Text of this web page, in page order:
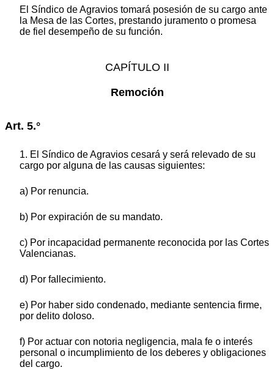
El Síndico de Agravios tomará posesión de su cargo ante
la Mesa de las Cortes, prestando juramento o promesa
de fiel desempeño de su función.
CAPÍTULO II
Remoción
Art. 5.°
1. El Síndico de Agravios cesará y será relevado de su
cargo por alguna de las causas siguientes:
a) Por renuncia.
b) Por expiración de su mandato.
c) Por incapacidad permanente reconocida por las Cortes
Valencianas.
d) Por fallecimiento.
e) Por haber sido condenado, mediante sentencia firme,
por delito doloso.
f) Por actuar con notoria negligencia, mala fe o interés
personal o incumplimiento de los deberes y obligaciones
del cargo.